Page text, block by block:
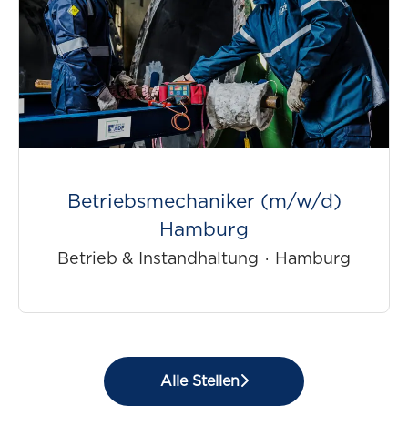
Betriebsmechaniker (m/w/d)
Hamburg
Betrieb & Instandhaltung · Hamburg
Alle Stellen